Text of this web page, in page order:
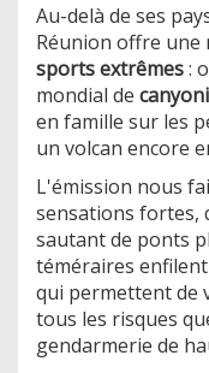
Au-delà de ses
Réunion offre une
sports extrêmes:
mondial de
en famille sur les
un volcan encore
L'émission nous
sensations fortes,
sautant de ponts
téméraires enfilent
qui permettent de
tous les risques
gendarmerie de